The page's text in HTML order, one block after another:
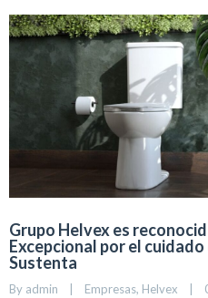
Grupo Helvex es
Excepcional por el
Sustenta
By admin Empresas, Helvex